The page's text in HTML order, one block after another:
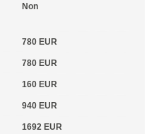
Non
780 EUR
780 EUR
160 EUR
940 EUR
1692 EUR